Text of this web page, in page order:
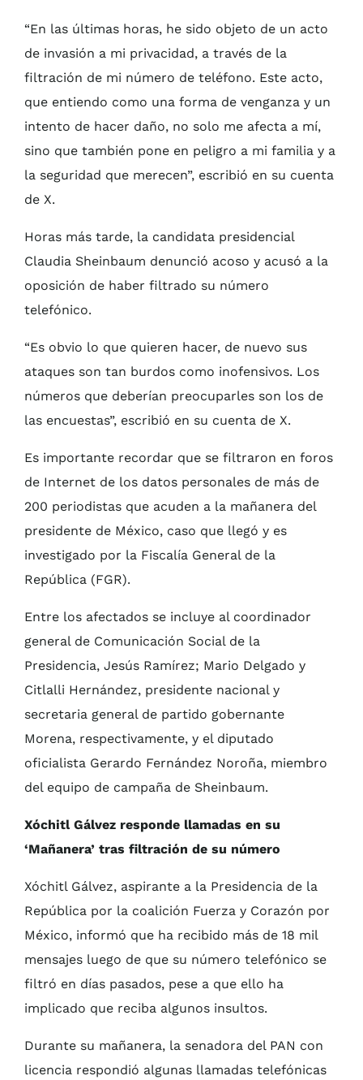
“En las últimas horas, he sido objeto de un acto
de invasión a mi privacidad, a través de la
filtración de mi número de teléfono. Este acto,
que entiendo como una forma de venganza y un
intento de hacer daño, no solo me afecta a mí,
sino que también pone en peligro a mi familia y a
la seguridad que merecen”, escribió en su cuenta
de X.
Horas más tarde, la candidata presidencial
Claudia Sheinbaum denunció acoso y acusó a la
oposición de haber filtrado su número
telefónico.
“Es obvio lo que quieren hacer, de nuevo sus
ataques son tan burdos como inofensivos. Los
números que deberían preocuparles son los de
las encuestas”, escribió en su cuenta de X.
Es importante recordar que se filtraron en foros
de Internet de los datos personales de más de
200 periodistas que acuden a la mañanera del
presidente de México, caso que llegó y es
investigado por la Fiscalía General de la
República (FGR).
Entre los afectados se incluye al coordinador
general de Comunicación Social de la
Presidencia, Jesús Ramírez; Mario Delgado y
Citlalli Hernández, presidente nacional y
secretaria general de partido gobernante
Morena, respectivamente, y el diputado
oficialista Gerardo Fernández Noroña, miembro
del equipo de campaña de Sheinbaum.
Xóchitl Gálvez responde llamadas en su
‘Mañanera’ tras filtración de su número
Xóchitl Gálvez, aspirante a la Presidencia de la
República por la coalición Fuerza y Corazón por
México, informó que ha recibido más de 18 mil
mensajes luego de que su número telefónico se
filtró en días pasados, pese a que ello ha
implicado que reciba algunos insultos.
Durante su mañanera, la senadora del PAN con
licencia respondió algunas llamadas telefónicas